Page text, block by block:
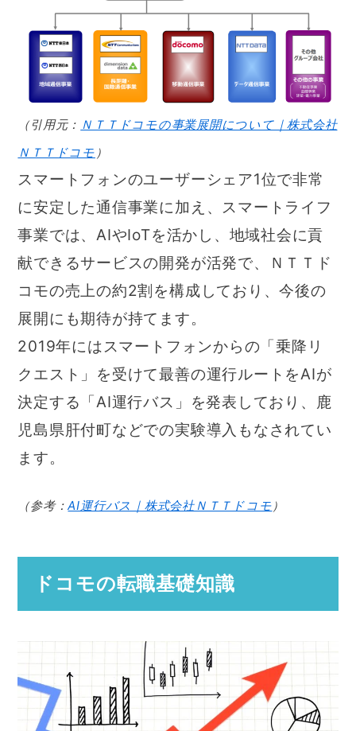
（引用元： ＮＴＴドコモの事業展開について｜株式会社
ＮＴＴドコモ ）
スマートフォンのユーザーシェア1位で非常
に安定した通信事業に加え、スマートライフ
事業では、AIやIoTを活かし、地域社会に貢
献できるサービスの開発が活発で、ＮＴＴド
コモの売上の約2割を構成しており、今後の
展開にも期待が持てます。
2019年にはスマートフォンからの「乗降リ
クエスト」を受けて最善の運行ルートをAIが
決定する「AI運行バス」を発表しており、鹿
児島県肝付町などでの実験導入もなされてい
ます。
（参考：AI運行バス｜株式会社ＮＴＴドコモ）
ドコモの転職基礎知識